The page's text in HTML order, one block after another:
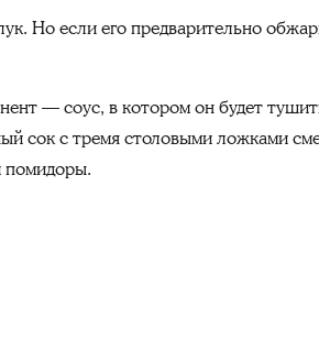
Но если его предварительно
— соус, в котором он будет
сок с тремя столовыми ложками
помидоры.